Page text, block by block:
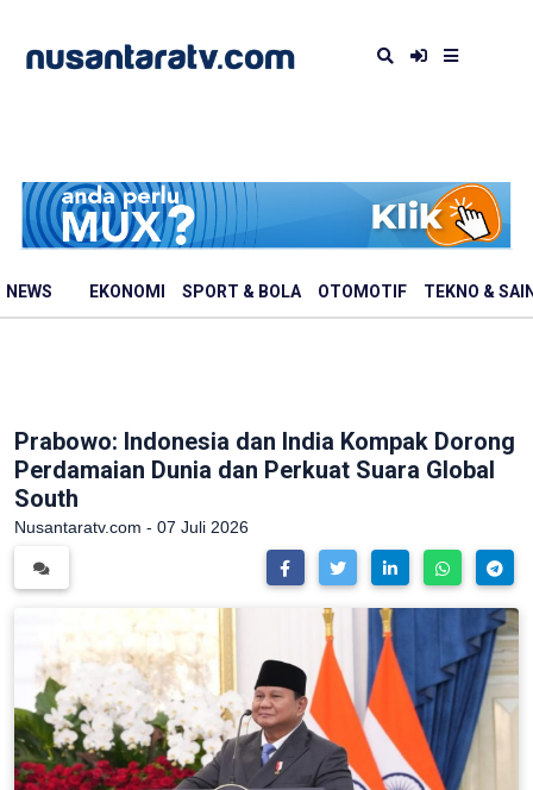
NEWS EKONOMI SPORT & BOLA OTOMOTIF TEKNO &
Prabowo: Indonesia dan India Kompak Dorong
Perdamaian Dunia dan Perkuat Suara Global
South
Nusantaratv.com - 07 Juli 2026